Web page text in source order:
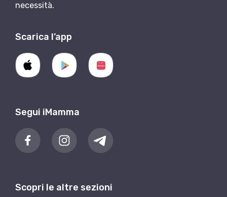
necessità.
Scarica l’app
Segui iMamma
Scopri le altre sezioni